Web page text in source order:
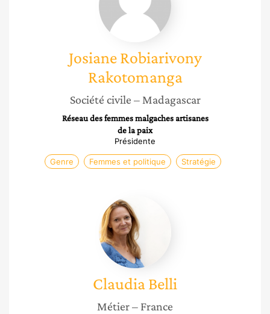
Josiane Robiarivony
Rakotomanga
Société civile – Madagascar
Réseau des femmes malgaches artisanes
de la paix
Présidente
Genre Femmes et politique Stratégie
Belli
ClaudiaBelli
Métier– France